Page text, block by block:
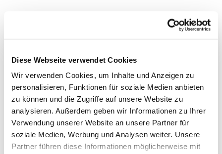
Diese Webseite verwendet Cookies
Wir verwenden Cookies, um Inhalte und Anzeigen zu
personalisieren, Funktionen für soziale Medien anbieten
zu können und die Zugriffe auf unsere Website zu
analysieren. Außerdem geben wir Informationen zu Ihrer
Verwendung unserer Website an unsere Partner für
soziale Medien, Werbung und Analysen weiter. Unsere
Partner führen diese Informationen möglicherweise mit